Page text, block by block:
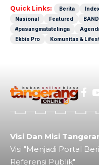
Quick Links: Berita Index
Nasional
Featured
#pasangmatatelinga
Ekbis Pro
Komunitas &
Visi Dan Misi
Visi "Menjadi Portal
Referensi Publik"